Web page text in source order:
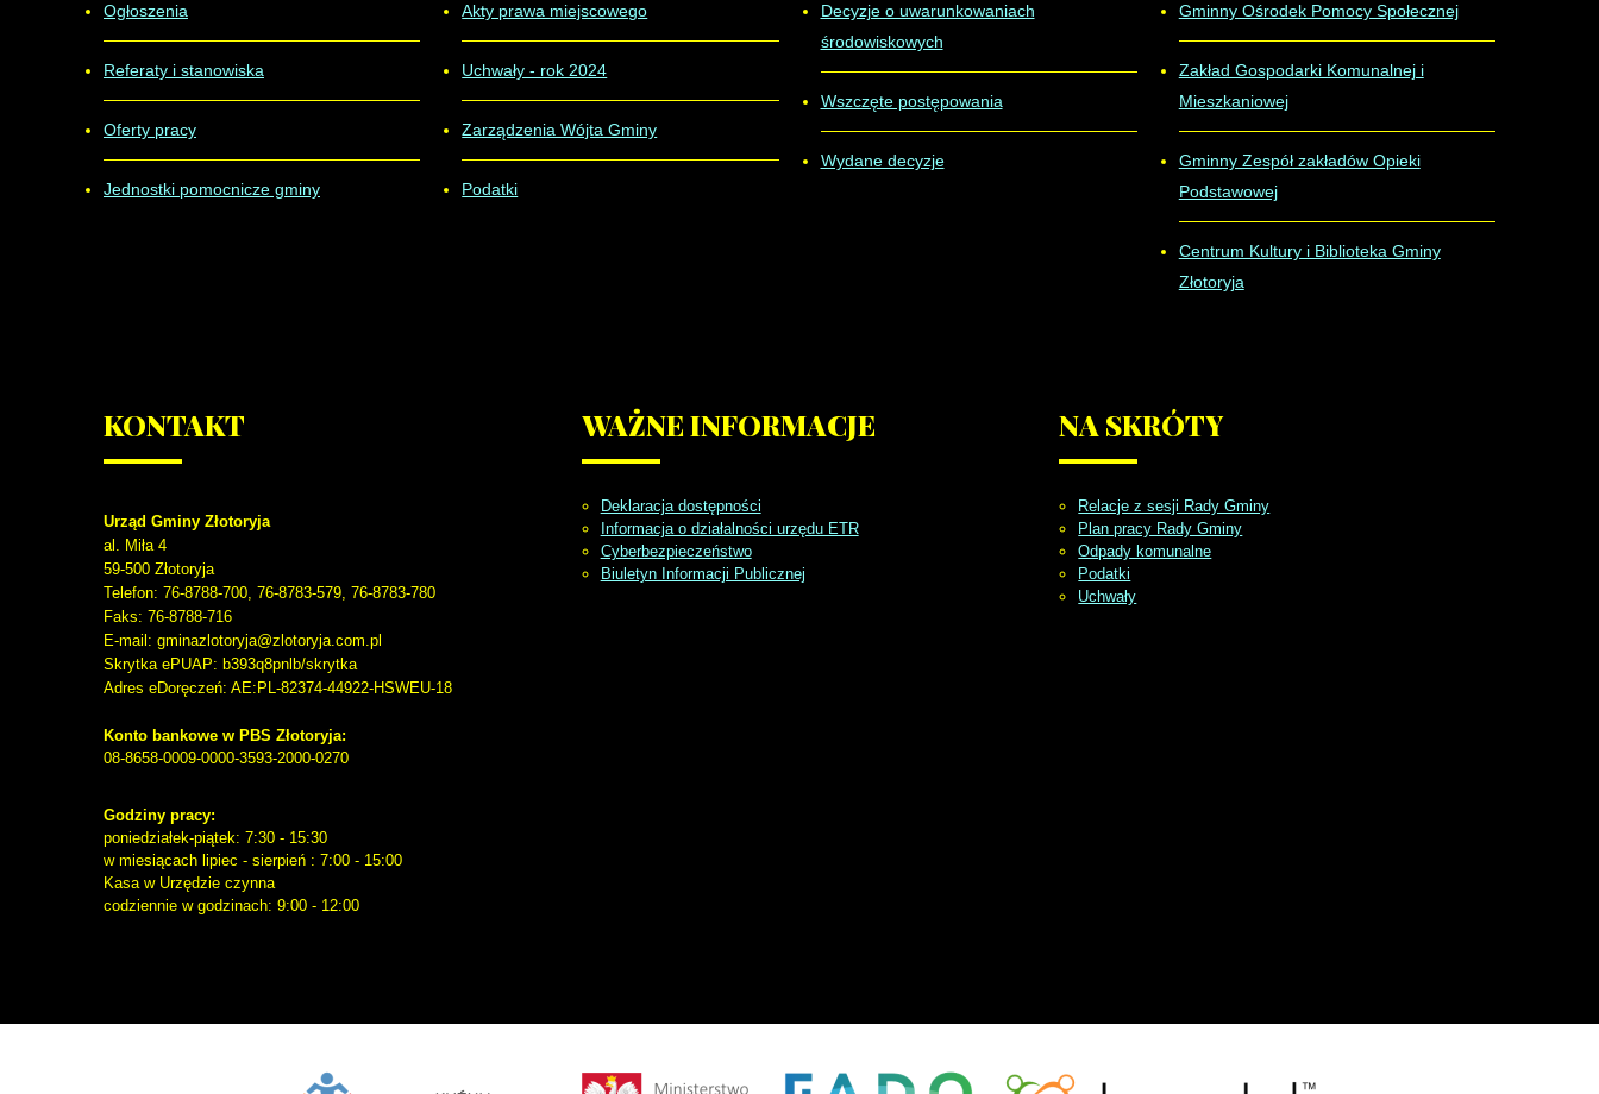
Ogłoszenia
Referaty i stanowiska
Oferty pracy
Jednostki pomocnicze gminy
Akty prawa miejscowego
Uchwały - rok 2024
Zarządzenia Wójta Gminy
Podatki
Decyzje o uwarunkowaniach
środowiskowych
Wszczęte postępowania
Wydane decyzje
Gminny Ośrodek Pomocy Społecznej
Zakład Gospodarki Komunalnej i
Mieszkaniowej
Gminny Zespół zakładów Opieki
Podstawowej
Centrum Kultury i Biblioteka Gminy
Złotoryja
KONTAKT
Urząd Gminy Złotoryja
al. Miła 4
59-500 Złotoryja
Telefon: 76-8788-700, 76-8783-579, 76-8783-780
Faks: 76-8788-716
E-mail: gminazlotoryja@zlotoryja.com.pl
Skrytka ePUAP: b393q8pnlb/skrytka
Adres eDoręczeń: AE:PL-82374-44922-HSWEU-18
Konto bankowe w PBS Złotoryja:
08-8658-0009-0000-3593-2000-0270
Godziny pracy:
poniedziałek-piątek: 7:30 - 15:30
w miesiącach lipiec - sierpień : 7:00 - 15:00
Kasa w Urzędzie czynna
codziennie w godzinach: 9:00 - 12:00
WAŻNEINFORMACJE
Deklaracja dostępności
Informacja o działalności urzędu ETR
Cyberbezpieczeństwo
Biuletyn Informacji Publicznej
NA SKRÓTY
Relacje z sesji Rady Gminy
Plan pracy Rady Gminy
Odpady komunalne
Podatki
Uchwały